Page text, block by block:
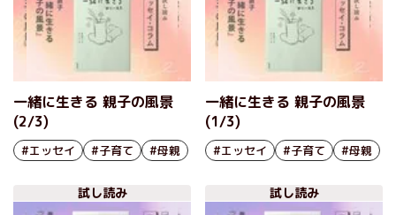
一緒に生きる 親子の風景
(2/3)
#エッセイ #子育て #母親
一緒に生きる 親子の風景
(1/3)
#エッセイ #子育て #母親
試し読み 試し読み